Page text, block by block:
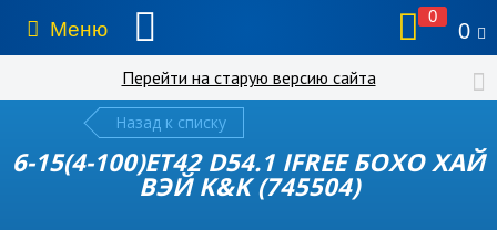
Меню
0
0
Перейти на старую версию сайта
Назад к списку
6-15(4-100)ET42 D54.1 IFREE БОХО ХАЙ
ВЭЙ K&K (745504)